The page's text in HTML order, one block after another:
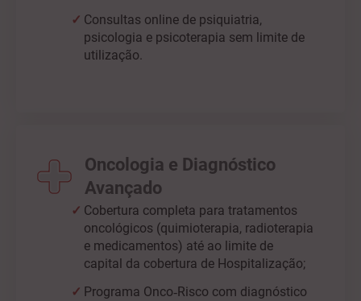
Consultas online de psiquiatria,
psicologia e psicoterapia sem limite de
utilização.
Oncologia e Diagnóstico
Avançado
Cobertura completa para tratamentos
oncológicos (quimioterapia, radioterapia
e medicamentos) até ao limite de
capital da cobertura de Hospitalização;
Programa Onco‑Risco com diagnóstico